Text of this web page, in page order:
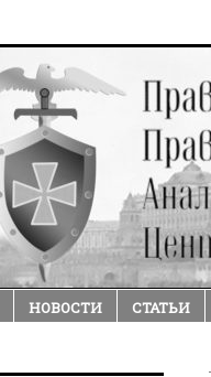
НОВОСТИ СТАТЬИ